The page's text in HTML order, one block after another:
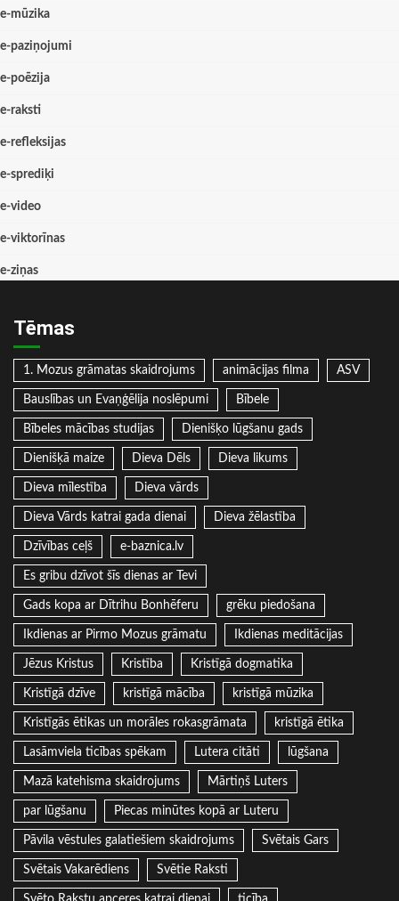
e-mūzika
e-paziņojumi
e-poēzija
e-raksti
e-refleksijas
e-sprediķi
e-video
e-viktorīnas
e-ziņas
Tēmas
1. Mozus grāmatas skaidrojums animācijas filma ASV
Bauslības un Evaņģēlija noslēpumi Bībele
Bībeles mācības studijas Dienišķo lūgšanu gads
Dienišķā maize Dieva Dēls Dieva likums
Dieva mīlestība Dieva vārds
Dieva Vārds katrai gada dienai Dieva žēlastība
Dzīvības ceļš e-baznica.lv
Es gribu dzīvot šīs dienas ar Tevi
Gads kopa ar Dītrihu Bonhēferu grēku piedošana
Ikdienas ar Pirmo Mozus grāmatu Ikdienas meditācijas
Jēzus Kristus Kristība Kristīgā dogmatika
Kristīgā dzīve kristīgā mācība kristīgā mūzika
Kristīgās ētikas un morāles rokasgrāmata kristīgā ētika
Lasāmviela ticības spēkam Lutera citāti lūgšana
Mazā katehisma skaidrojums Mārtiņš Luters
par lūgšanu Piecas minūtes kopā ar Luteru
Pāvila vēstules galatiešiem skaidrojums Svētais Gars
Svētais Vakarēdiens Svētie Raksti